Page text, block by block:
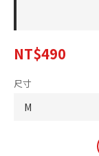
NT$490
尺寸